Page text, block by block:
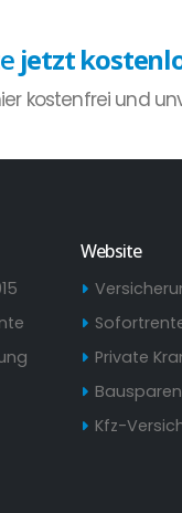
jetzt
kostenfrei und
Website
Private
Kfz-